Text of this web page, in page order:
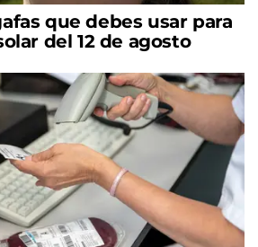
que debes usar para
del 12 de agosto